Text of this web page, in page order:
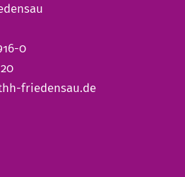
0
friedensau.de